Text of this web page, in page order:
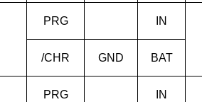
PRG
IN
/CHR GND BAT
PRG
IN